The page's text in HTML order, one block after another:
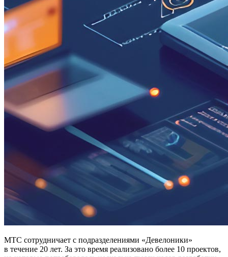
МТС сотрудничает с подразделениями «Девелоники»
в течение 20 лет. За это время реализовано более 10 проектов,